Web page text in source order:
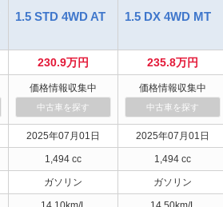
1.5 STD 4WD AT 1.5 DX 4WD MT
230.9万円 235.8万円
価格情報収集中
中古車を探す
価格情報収集中
中古車を探す
2025年07月01日 2025年07月01日
1,494 cc 1,494 cc
ガソリン ガソリン